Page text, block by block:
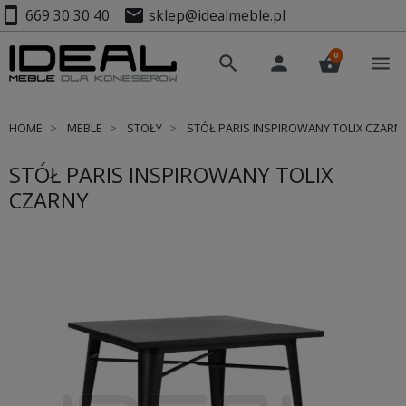
smartphone 669 30 30 40 mail sklep@idealmeble.pl
search person shopping_basket
0 menu
HOME MEBLE STOŁY STÓŁ PARIS INSPIROWANY TOLIX
STÓŁ PARIS INSPIROWANY TOLIX
CZARNY